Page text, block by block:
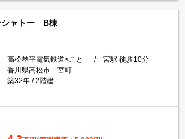
シャトー B棟
高松琴平電気鉄道<こと･･･/一宮駅 徒歩10分
香川県高松市一宮町
築32年
2階建